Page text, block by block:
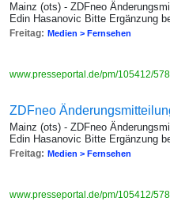
Mainz (ots) - ZDFneo
Edin Hasanovic Bitte Ergänzung
Freitag: Medien > Fernsehen
www.presseportal.de/pm/105412/
ZDFneo
Mainz (ots) - ZDFneo
Edin Hasanovic Bitte Ergänzung
Freitag: Medien > Fernsehen
www.presseportal.de/pm/105412/